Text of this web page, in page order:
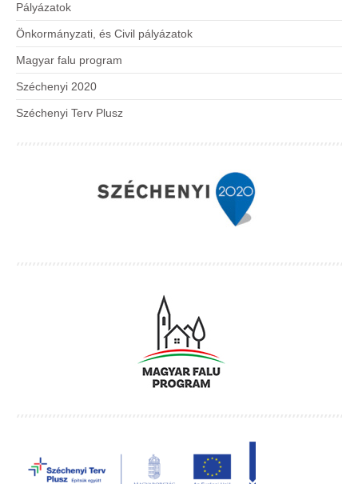
Pályázatok
Önkormányzati, és Civil pályázatok
Magyar falu program
Széchenyi 2020
Széchenyi Terv Plusz